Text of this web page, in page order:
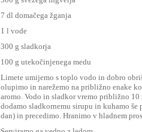
7 dl domačega žganja
1 l vode
300 g sladkorja
100 g utekočinjenega medu
Limete umijemo s toplo vodo in dobro
olupimo in narežemo na približno enake
aromo. Vodo in sladkor vremo približno
dodamo sladkornemu sirupu in kuhamo
dan) in precedimo. Hranimo v hladnem